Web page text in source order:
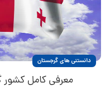
دانستنی های گرجستان
معرفی کامل